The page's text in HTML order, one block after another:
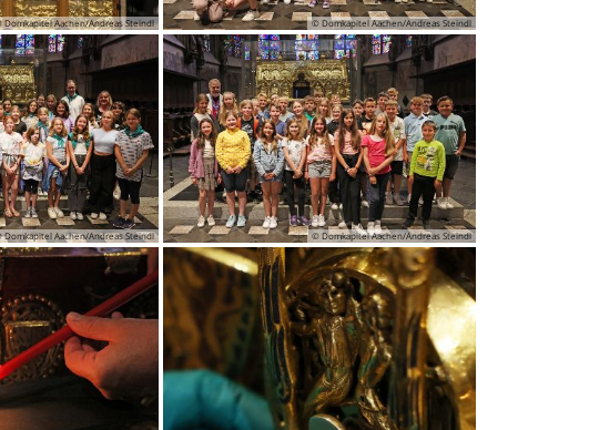
Domkapitel Aachen/Andreas Steindl © Domkapitel Aachen/Andreas Steindl
Domkapitel Aachen/Andreas Steindl © Domkapitel Aachen/Andreas Steindl